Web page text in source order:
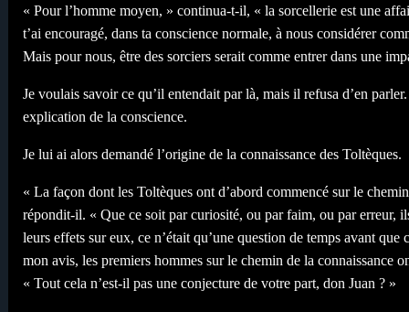
« Pour l’homme moyen, » continua-t-il, « la sorcellerie est une
t’ai encouragé, dans ta conscience normale, à nous considérer
Mais pour nous, être des sorciers serait comme entrer dans une
Je voulais savoir ce qu’il entendait par là, mais il refusa d’en
explication de la conscience.
Je lui ai alors demandé l’origine de la connaissance des Toltèques.
« La façon dont les Toltèques ont d’abord commencé sur le
répondit-il. « Que ce soit par curiosité, ou par faim, ou par erreur,
leurs effets sur eux, ce n’était qu’une question de temps avant
mon avis, les premiers hommes sur le chemin de la connaissance
« Tout cela n’est-il pas une conjecture de votre part, don Juan ? »